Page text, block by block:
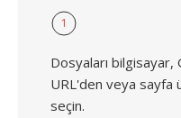
1
Dosyaları
URL'den veya sayfa
seçin.